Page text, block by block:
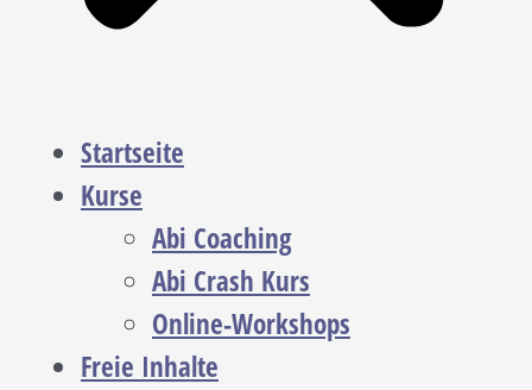
Startseite
Kurse
Abi Coaching
Abi Crash Kurs
Online-Workshops
Freie Inhalte